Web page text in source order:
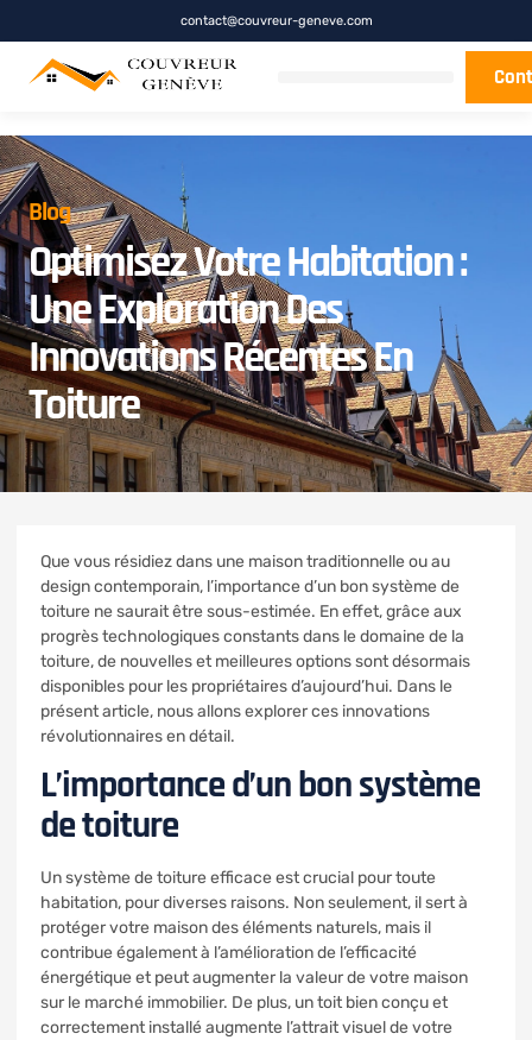
contact@couvreur-geneve.com
Blog
Optimisez Votre Habitation :
Une Exploration Des
Innovations Récentes En
Toiture
Que vous résidiez dans une maison traditionnelle ou au
design contemporain, l’importance d’un bon système de
toiture ne saurait être sous-estimée. En effet, grâce aux
progrès technologiques constants dans le domaine de la
toiture, de nouvelles et meilleures options sont désormais
disponibles pour les propriétaires d’aujourd’hui. Dans le
présent article, nous allons explorer ces innovations
révolutionnaires en détail.
L’importance d’un bon système
de toiture
Un système de toiture efficace est crucial pour toute
habitation, pour diverses raisons. Non seulement, il sert à
protéger votre maison des éléments naturels, mais il
contribue également à l’amélioration de l’efficacité
énergétique et peut augmenter la valeur de votre maison
sur le marché immobilier. De plus, un toit bien conçu et
correctement installé augmente l’attrait visuel de votre